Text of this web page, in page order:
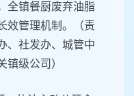
全镇餐厨废弃油脂
效管理机制。（责
、社发办、城管中
镇级公司）